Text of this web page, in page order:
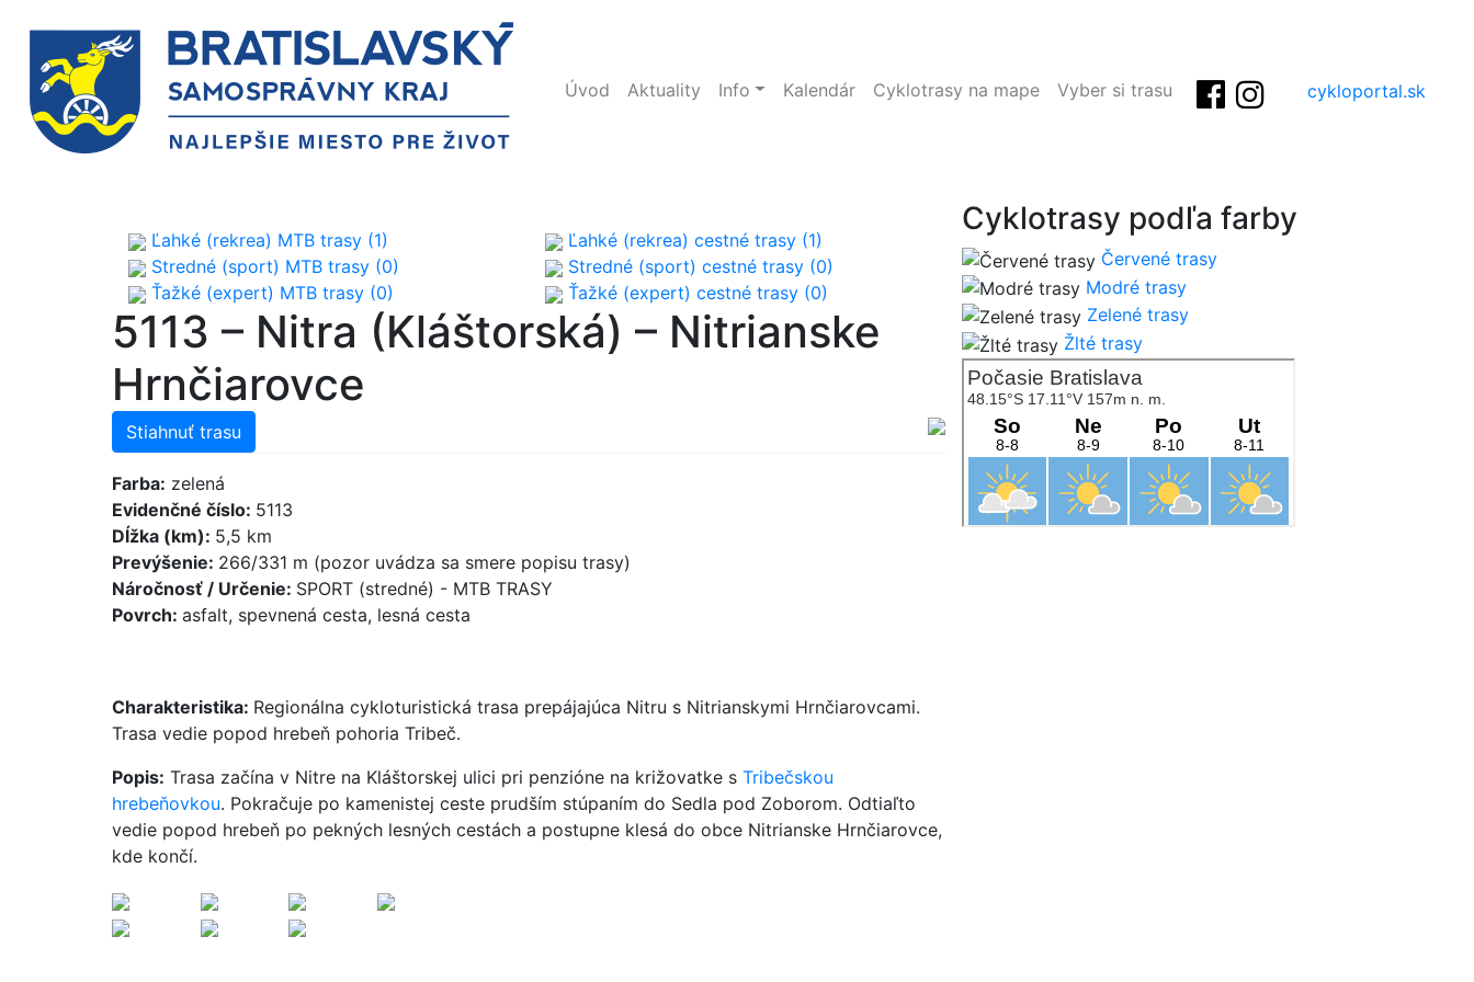
Úvod Aktuality Info Kalendár Cyklotrasy na mape Vyber si trasu cykloportal.sk
Ľahké (rekrea) MTB trasy (1)
Stredné (sport) MTB trasy (0)
Ťažké (expert) MTB trasy (0)
Ľahké (rekrea) cestné trasy (1)
Stredné (sport) cestné trasy (0)
Ťažké (expert) cestné trasy (0)
5113 – Nitra (Kláštorská) – Nitrianske
Hrnčiarovce
Stiahnuť trasu
Farba: zelená
Evidenčné číslo: 5113
Dĺžka (km): 5,5 km
Prevýšenie: 266/331 m (pozor uvádza sa smere popisu trasy)
Náročnosť / Určenie: SPORT (stredné) - MTB TRASY
Povrch: asfalt, spevnená cesta, lesná cesta
Charakteristika: Regionálna cykloturistická trasa prepájajúca Nitru s Nitrianskymi Hrnčiarovcami.
Trasa vedie popod hrebeň pohoria Tribeč.
Popis: Trasa začína v Nitre na Kláštorskej ulici pri penzióne na križovatke s Tribečskou
hrebeňovkou. Pokračuje po kamenistej ceste prudším stúpaním do Sedla pod Zoborom. Odtiaľto
vedie popod hrebeň po pekných lesných cestách a postupne klesá do obce Nitrianske Hrnčiarovce,
kde končí.
Cyklotrasy podľa farby
Červené trasy
Modré trasy
Zelené trasy
Žlté trasy